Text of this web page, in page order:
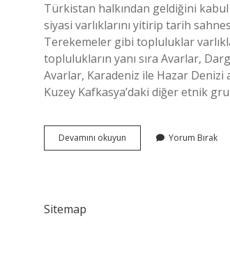
Türkistan halkından geldiğini
siyasi varlıklarını yitirip tarih
Terekemeler gibi topluluklar
toplulukların yanı sıra Avarlar,
Avarlar, Karadeniz ile Hazar Denizi
Kuzey Kafkasya’daki diğer etnik
Devamını okuyun Avarların
Kökeni
Yorum Bırak
Sitemap